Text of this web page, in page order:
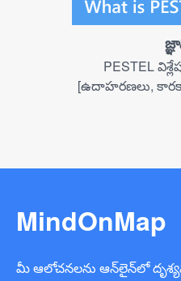
PESTEL
[ఉదాహరణలు,
MindOnMap
మీ ఆలోచనలను ఆన్‌లైన్‌లో